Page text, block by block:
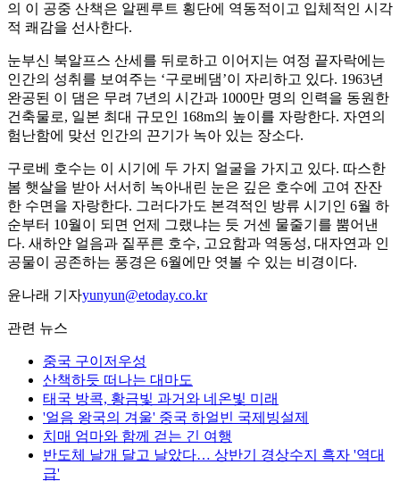
의 이 공중 산책은 알펜루트 횡단에 역동적이고 입체적인 시각
적 쾌감을 선사한다.
눈부신 북알프스 산세를 뒤로하고 이어지는 여정 끝자락에는
인간의 성취를 보여주는 ‘구로베댐’이 자리하고 있다. 1963년
완공된 이 댐은 무려 7년의 시간과 1000만 명의 인력을 동원한
건축물로, 일본 최대 규모인 168m의 높이를 자랑한다. 자연의
험난함에 맞선 인간의 끈기가 녹아 있는 장소다.
구로베 호수는 이 시기에 두 가지 얼굴을 가지고 있다. 따스한
봄 햇살을 받아 서서히 녹아내린 눈은 깊은 호수에 고여 잔잔
한 수면을 자랑한다. 그러다가도 본격적인 방류 시기인 6월 하
순부터 10월이 되면 언제 그랬냐는 듯 거센 물줄기를 뿜어낸
다. 새하얀 얼음과 짙푸른 호수, 고요함과 역동성, 대자연과 인
공물이 공존하는 풍경은 6월에만 엿볼 수 있는 비경이다.
윤나래 기자yunyun@etoday.co.kr
관련 뉴스
중국 구이저우성
산책하듯 떠나는 대마도
태국 방콕, 황금빛 과거와 네온빛 미래
'얼음 왕국의 겨울' 중국 하얼빈 국제빙설제
치매 엄마와 함께 걷는 긴 여행
반도체 날개 달고 날았다… 상반기 경상수지 흑자 '역대
급'